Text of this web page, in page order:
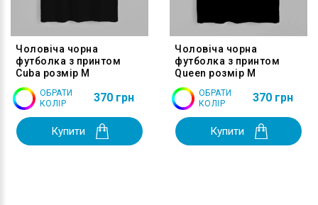
Чоловіча чорна
футболка з принтом
Cuba розмір M
ОБРАТИ
КОЛІР
370 грн
Купити
Чоловіча чорна
футболка з принтом
Queen розмір M
ОБРАТИ
КОЛІР
370 грн
Купити